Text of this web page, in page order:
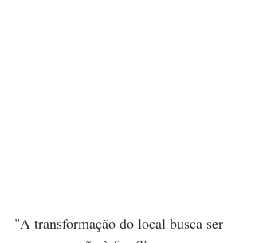
"A transformação do local busca ser